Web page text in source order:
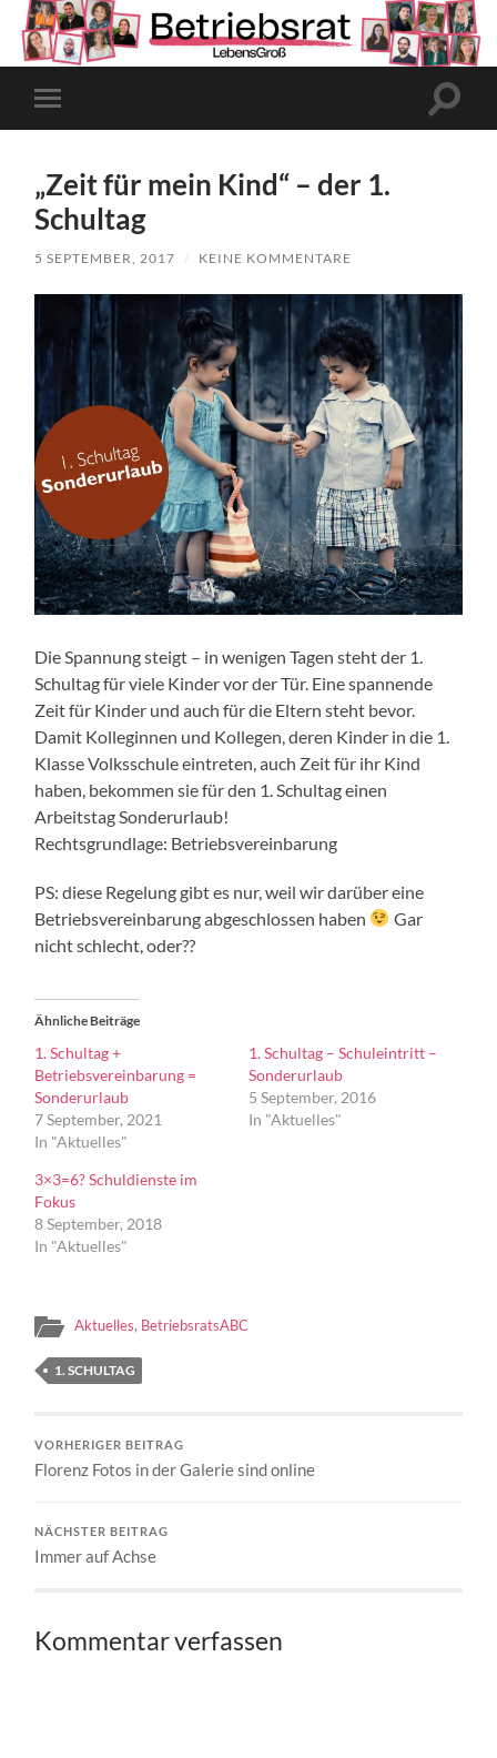
Mobile-
Menü
„Zeit für mein Kind“ – der 1.
Schultag
5 SEPTEMBER, 2017 / KEINE KOMMENTARE
Die Spannung steigt – in wenigen Tagen steht der 1.
Schultag für viele Kinder vor der Tür. Eine spannende
Zeit für Kinder und auch für die Eltern steht bevor.
Damit Kolleginnen und Kollegen, deren Kinder in die 1.
Klasse Volksschule eintreten, auch Zeit für ihr Kind
haben, bekommen sie für den 1. Schultag einen
Arbeitstag Sonderurlaub!
Rechtsgrundlage: Betriebsvereinbarung
PS: diese Regelung gibt es nur, weil wir darüber eine
Betriebsvereinbarung abgeschlossen haben
Gar
nicht schlecht, oder??
Ähnliche Beiträge
1. Schultag +
Betriebsvereinbarung =
Sonderurlaub
7 September, 2021
In "Aktuelles"
1. Schultag – Schuleintritt –
Sonderurlaub
5 September, 2016
In "Aktuelles"
3×3=6? Schuldienste im
Fokus
8 September, 2018
In "Aktuelles"
Aktuelles, BetriebsratsABC
1. SCHULTAG
VORHERIGER BEITRAG
Florenz Fotos in der Galerie sind online
NÄCHSTER BEITRAG
Immer auf Achse
Kommentar verfassen